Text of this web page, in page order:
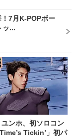
7月K-POPボー
ッ...
ンホ、初ソロコン
Tickin’」初パ